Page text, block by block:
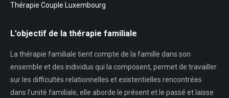
Thérapie Couple Luxembourg
L’objectif de la thérapie familiale
La thérapie familiale tient compte de la famille dans son
ensemble et des individus qui la composent, permet de travailler
sur les difficultés relationnelles et existentielles rencontrées
dans l’unité familiale, elle aborde le présent et le passé et laisse